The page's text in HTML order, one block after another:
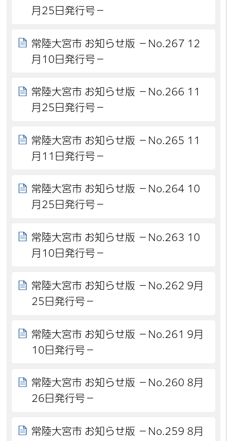
月25日発行号－
常陸大宮市 お知らせ版 －No.267 12
月10日発行号－
常陸大宮市 お知らせ版 －No.266 11
月25日発行号－
常陸大宮市 お知らせ版 －No.265 11
月11日発行号－
常陸大宮市 お知らせ版 －No.264 10
月25日発行号－
常陸大宮市 お知らせ版 －No.263 10
月10日発行号－
常陸大宮市 お知らせ版 －No.262 9月
25日発行号－
常陸大宮市 お知らせ版 －No.261 9月
10日発行号－
常陸大宮市 お知らせ版 －No.260 8月
26日発行号－
常陸大宮市 お知らせ版 －No.259 8月